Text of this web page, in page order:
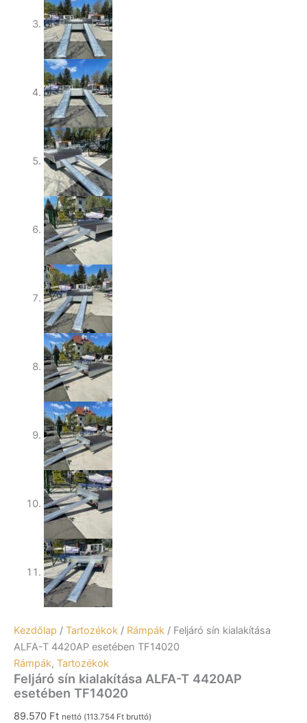
Kezdőlap / Tartozékok / Rámpák / Feljáró sín kialakítása
ALFA-T 4420AP esetében TF14020
Rámpák, Tartozékok
Feljáró sín kialakítása ALFA-T 4420AP
esetében TF14020
89.570 Ft nettó (113.754 Ft bruttó)